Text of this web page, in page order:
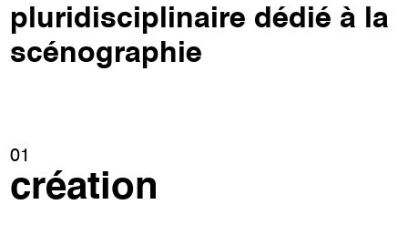
pluridisciplinaire dédié à la
scénographie
01
création